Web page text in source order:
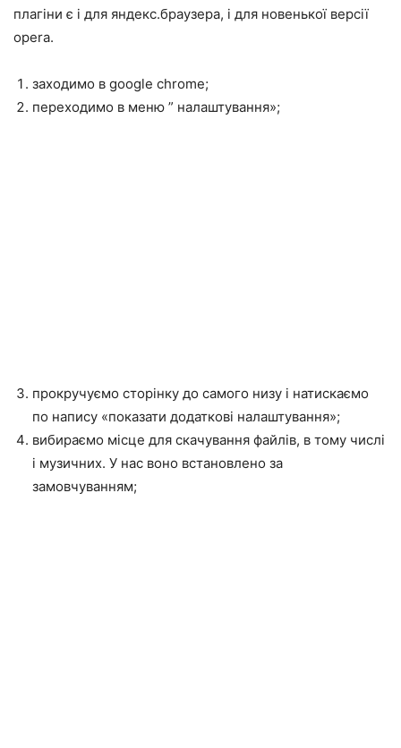
плагіни є і для яндекс.браузера, і для новенької версії
opera.
заходимо в google chrome;
переходимо в меню ” налаштування»;
прокручуємо сторінку до самого низу і натискаємо
по напису «показати додаткові налаштування»;
вибираємо місце для скачування файлів, в тому числі
і музичних. У нас воно встановлено за
замовчуванням;